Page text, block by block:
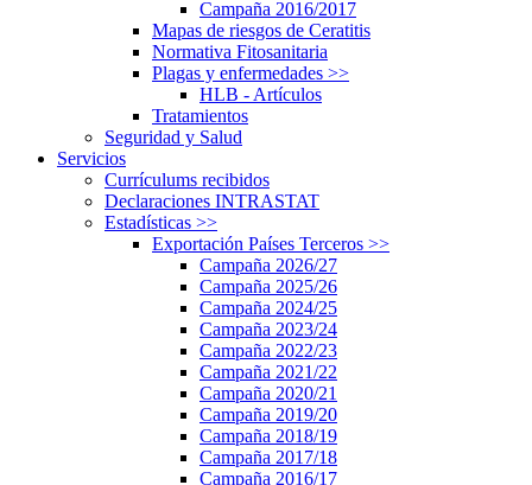
Campaña 2016/2017
Mapas de riesgos de Ceratitis
Normativa Fitosanitaria
Plagas y enfermedades >>
HLB - Artículos
Tratamientos
Seguridad y Salud
Servicios
Currículums recibidos
Declaraciones INTRASTAT
Estadísticas >>
Exportación Países Terceros >>
Campaña 2026/27
Campaña 2025/26
Campaña 2024/25
Campaña 2023/24
Campaña 2022/23
Campaña 2021/22
Campaña 2020/21
Campaña 2019/20
Campaña 2018/19
Campaña 2017/18
Campaña 2016/17